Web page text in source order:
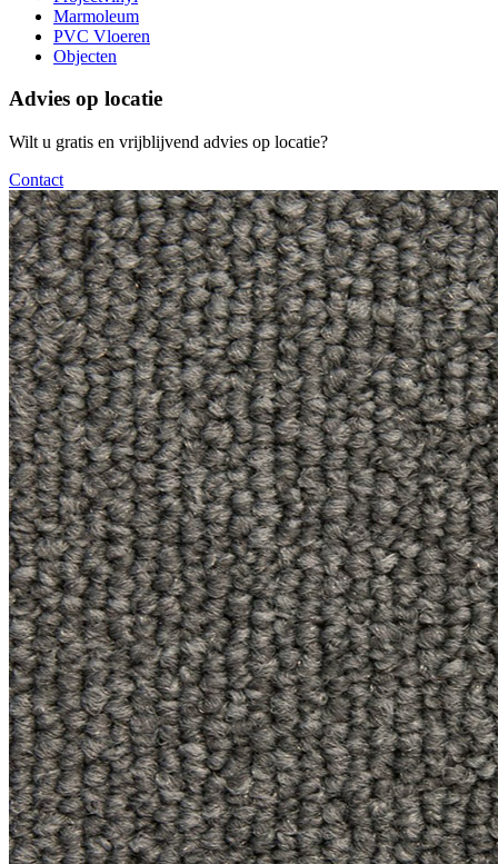
Marmoleum
PVC Vloeren
Objecten
Advies op locatie
Wilt u gratis en vrijblijvend advies op locatie?
Contact